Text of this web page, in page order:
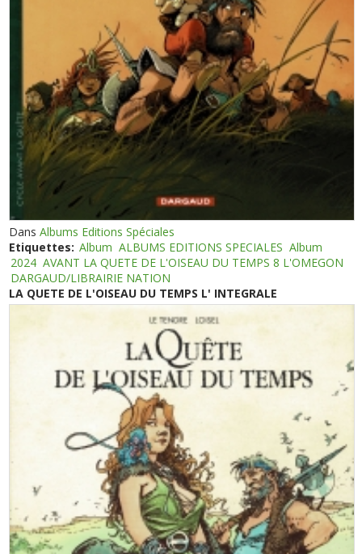
DansAlbums Editions Spéciales
Etiquettes: Album ALBUMS EDITIONS SPECIALES Album
2024 AVANT LA QUETE DE L'OISEAU DU TEMPS 8 L'OMEGON
DARGAUD/LIBRAIRIE NATION
LA QUETE DE L'OISEAU DU TEMPS L' INTEGRALE